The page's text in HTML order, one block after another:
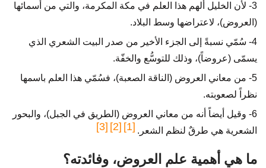
3- لأن الخليل أُلهم هذا العلم في مكة المكرمة، والتي من أسمائها
(العروض)، لاعتراضها وسط البلاد.
4- سُمّي نسبةً إلى الجزء الأخير من صدر البيت الشعري الذي
يسمّى (عروضاً)، وذلك للتوسُّع والخفّة.
5- من معاني العروض (الناقة الصعبة)، فسُمّي هذا العلم باسمها
نظراً لصعوبته.
6- وقيل أيضاً أنه من معاني العروض (الطريق في الجبل)، والبحور
الشعرية هي طرقٌ لنظم الشعر. [1]
[2]
[3]
ما هي أهمية علم العروض، وفائدته؟